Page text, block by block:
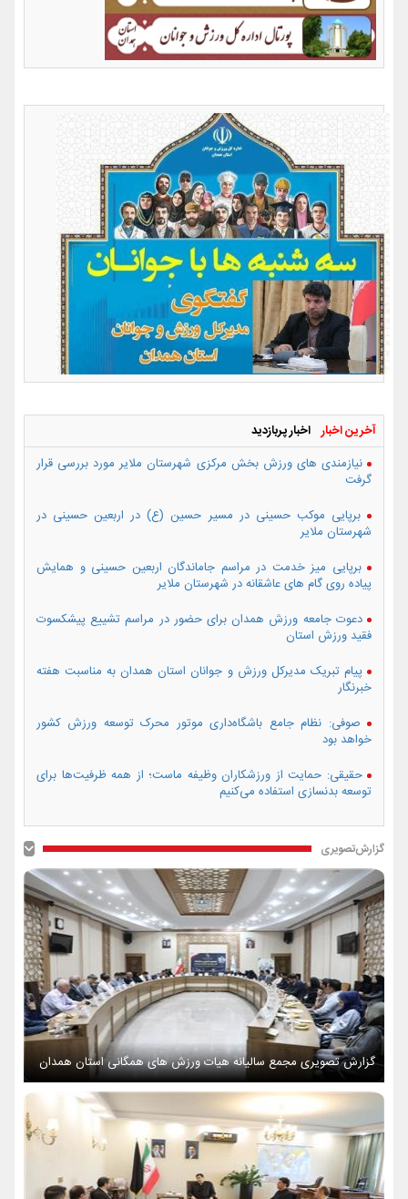
آخرین اخبار اخبار پربازدید
نیازمندی های ورزش بخش مرکزی شهرستان ملایر مورد بررسی قرار
گرفت
برپایی موکب حسینی در مسیر حسین (ع) در اربعین حسینی در
شهرستان ملایر
برپایی میز خدمت در مراسم جاماندگان اربعین حسینی و همایش
پیاده روی گام های عاشقانه در شهرستان ملایر
دعوت جامعه ورزش همدان برای حضور در مراسم تشییع پیشکسوت
فقید ورزش استان
پیام تبریک مدیرکل ورزش و جوانان استان همدان به مناسبت هفته
خبرنگار
صوفی: نظام جامع باشگاه‌داری موتور محرک توسعه ورزش کشور
خواهد بود
حقیقی: حمایت از ورزشکاران وظیفه ماست؛ از همه ظرفیت‌ها برای
توسعه بدنسازی استفاده می‌کنیم
گزارش‌تصویری
گزارش تصویری مجمع سالیانه هیات ورزش های همگانی استان همدان